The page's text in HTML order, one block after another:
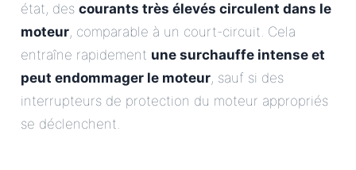
état, des courants très élevés circulent dans le
moteur, comparable à un court-circuit. Cela
entraîne rapidement une surchauffe intense et
peut endommager le moteur, sauf si des
interrupteurs de protection du moteur appropriés
se déclenchent.